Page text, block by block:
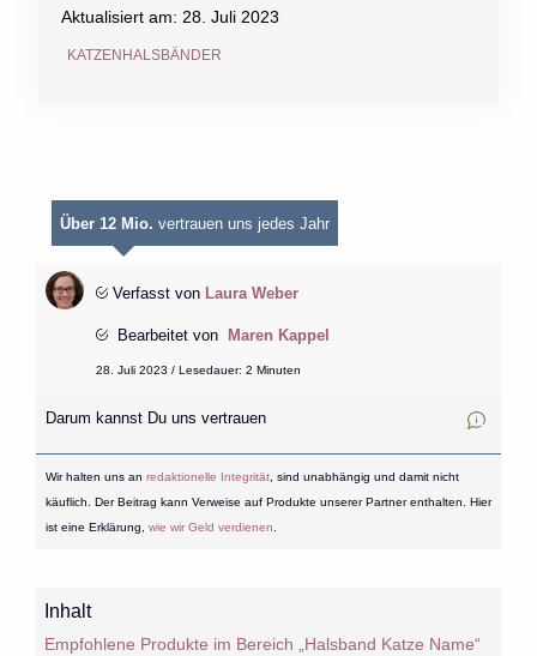
Aktualisiert am: 28. Juli 2023
KATZENHALSBÄNDER
Über 12 Mio. vertrauen uns jedes Jahr
Verfasst von Laura Weber
Bearbeitet von Maren Kappel
28. Juli 2023 / Lesedauer: 2 Minuten
Darum kannst Du uns vertrauen
Wir halten uns an redaktionelle Integrität, sind unabhängig und damit nicht
käuflich. Der Beitrag kann Verweise auf Produkte unserer Partner enthalten. Hier
ist eine Erklärung, wie wir Geld verdienen
Inhalt
Empfohlene Produkte im Bereich „Halsband Katze Name“